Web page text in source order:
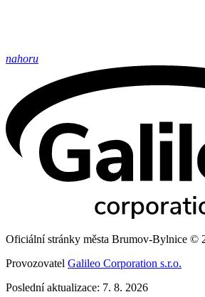
nahoru
Oficiální stránky města Brumov-Bylnice ©
Provozovatel Galileo Corporation s.r.o.
Poslední aktualizace: 7. 8. 2026